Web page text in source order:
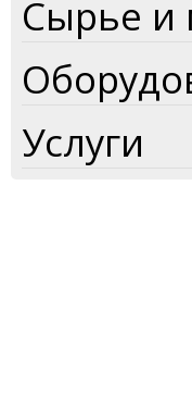
Сырье и
Услуги